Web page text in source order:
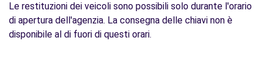
Le restituzioni dei veicoli sono possibili solo durante l'orario
di apertura dell'agenzia. La consegna delle chiavi non è
disponibile al di fuori di questi orari.